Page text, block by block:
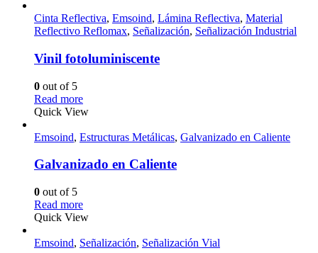
Cinta Reflectiva, Emsoind, Lámina Reflectiva, Material
Reflectivo Reflomax, Señalización, Señalización Industrial
Vinil fotoluminiscente
0 out of 5
Read more
Quick View
Emsoind, Estructuras Metálicas, Galvanizado en Caliente
Galvanizado en Caliente
0 out of 5
Read more
Quick View
Emsoind, Señalización, Señalización Vial